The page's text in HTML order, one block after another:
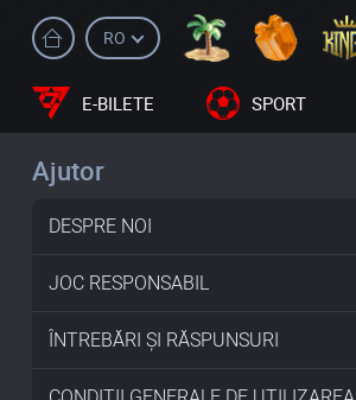
RO
E-BILETE SPORT
Ajutor
DESPRE NOI
JOC RESPONSABIL
ÎNTREBĂRI ȘI RĂSPUNSURI